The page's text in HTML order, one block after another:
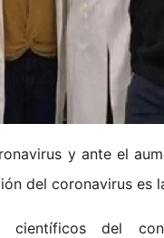
y ante el
del coronavirus es
del